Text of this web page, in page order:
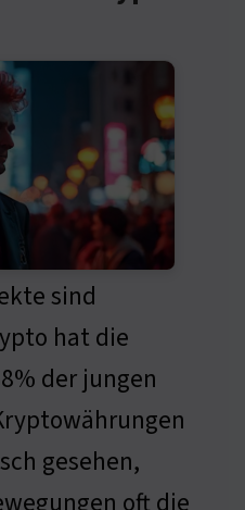
sind
hat die
der jungen
gesehen,